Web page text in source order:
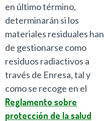
en último término,
determinarán si los
materiales residuales han
de gestionarse como
residuos radiactivos a
través de Enresa, tal y
como se recoge en el
Reglamento sobre
protección de la salud